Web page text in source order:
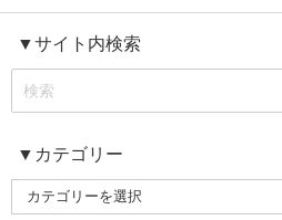
▼サイト内検索
▼カテゴリー